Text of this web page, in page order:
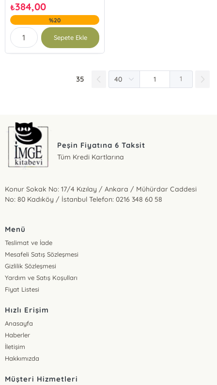
₺384,00
%20
Sepete Ekle
35 1
Peşin Fiyatına 6 Taksit
Tüm Kredi Kartlarına
Konur Sokak No: 17/4 Kızılay / Ankara / Mühürdar Caddesi
No: 80 Kadıköy / İstanbul Telefon: 0216 348 60 58
Menü
Teslimat ve İade
Mesafeli Satış Sözleşmesi
Gizlilik Sözleşmesi
Yardım ve Satış Koşulları
Fiyat Listesi
Hızlı Erişim
Anasayfa
Haberler
İletişim
Hakkımızda
Müşteri Hizmetleri